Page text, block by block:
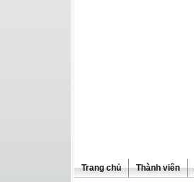
Trang chủ Thành viên